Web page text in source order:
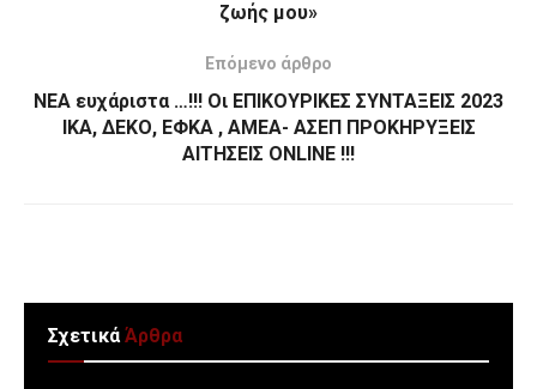
ζωής μου»
Επόμενο άρθρο
ΝΕΑ ευχάριστα …!!! Οι ΕΠΙΚΟΥΡΙΚΕΣ ΣΥΝΤΑΞΕΙΣ 2023
ΙΚΑ, ΔΕΚΟ, ΕΦΚΑ , ΑΜΕΑ- ΑΣΕΠ ΠΡΟΚΗΡΥΞΕΙΣ
ΑΙΤΗΣΕΙΣ ONLINE !!!
ΣχετικάΆρθρα